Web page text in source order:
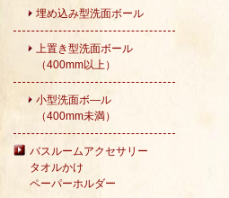
埋め込み型洗面ボール
上置き型洗面ボール
（400mm以上）
小型洗面ボ―ル
（400mm未満）
バスルームアクセサリー
タオルかけ
ペーパーホルダー